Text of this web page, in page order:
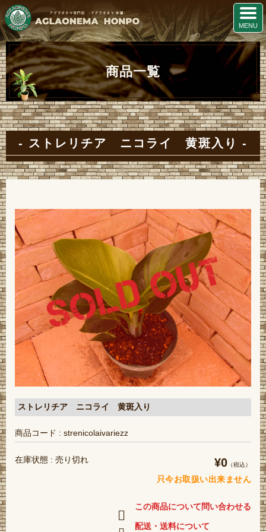
商品一覧
ストレリチア ニコライ 黄斑入り
ストレリチア ニコライ 黄斑入り
商品コード : strenicolaivariezz
在庫状態 : 売り切れ ¥0 （税込）
只今お取扱い出来ません
この商品について問い合わせる
配送・送料について